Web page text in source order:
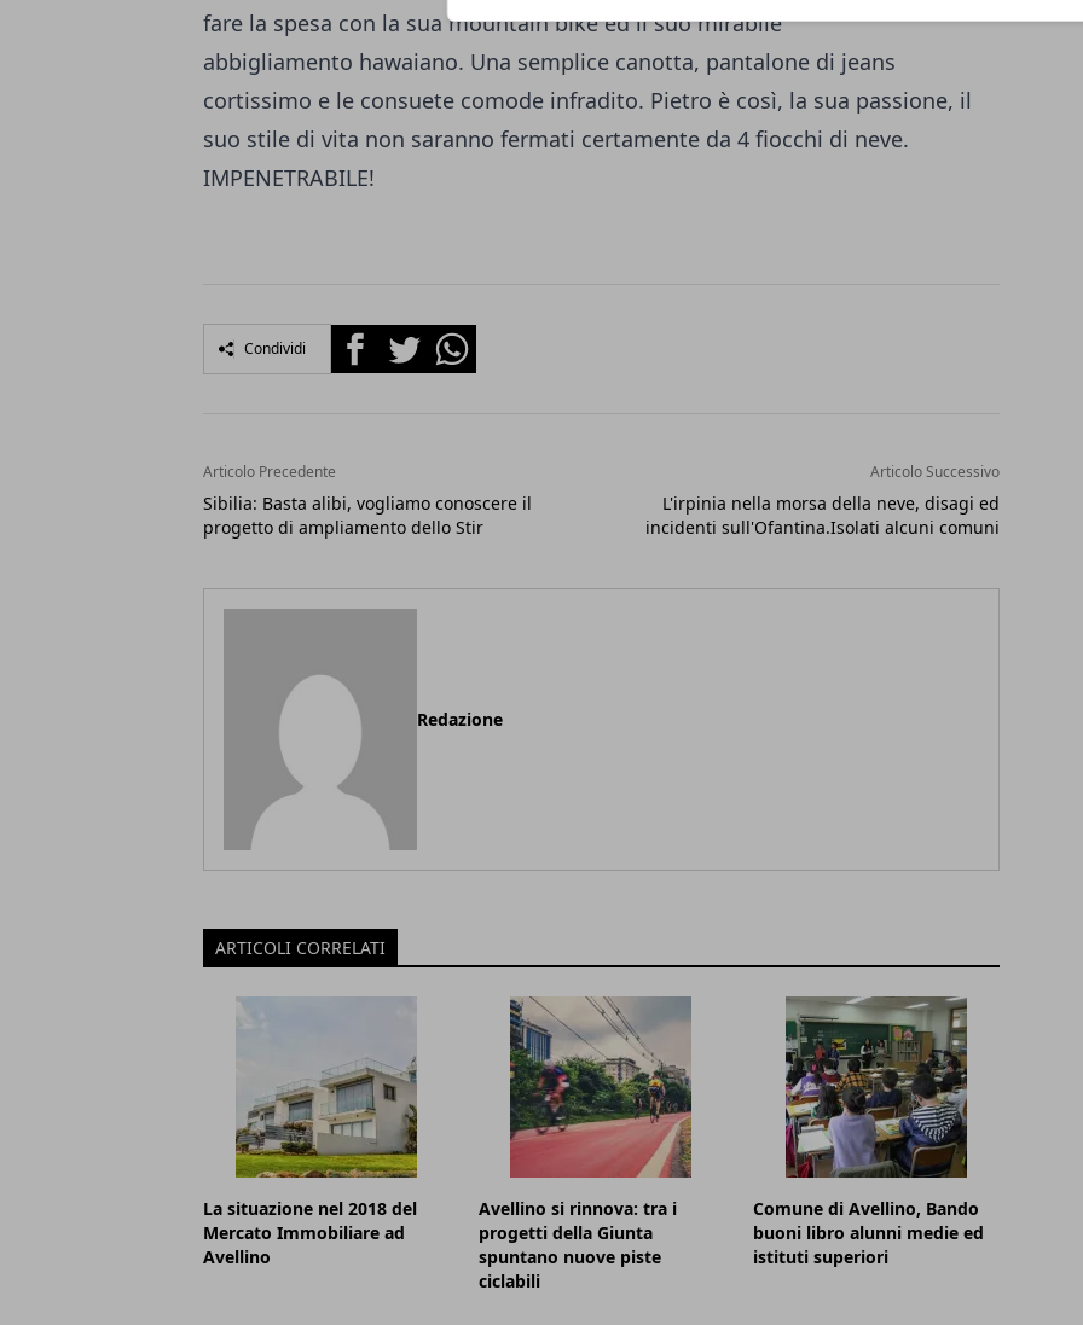
fare la spesa con la sua mountain bike ed il suo mirabile
abbigliamento hawaiano. Una semplice canotta, pantalone di jeans
cortissimo e le consuete comode infradito. Pietro è così, la sua passione, il
suo stile di vita non saranno fermati certamente da 4 fiocchi di neve.
IMPENETRABILE!
Condividi FacebookTwitterWhatsapp
Articolo Precedente
Sibilia: Basta alibi, vogliamo conoscere il
progetto di ampliamento dello Stir
Articolo Successivo
L'irpinia nella morsa della neve, disagi ed
incidenti sull'Ofantina.Isolati alcuni comuni
Redazione
ARTICOLI CORRELATI
La situazione nel 2018 del
Mercato Immobiliare ad
Avellino
Avellino si rinnova: tra i
progetti della Giunta
spuntano nuove piste
ciclabili
Comune di Avellino, Bando
buoni libro alunni medie ed
istituti superiori